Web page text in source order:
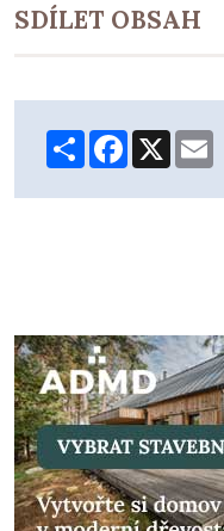
SDÍLET OBSAH
ShareFacebook
X